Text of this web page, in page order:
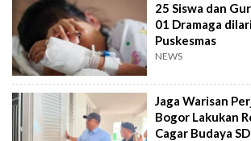
25 Siswa dan
01 Dramaga
Puskesmas
NEWS
Jaga Warisan
Bogor Lakukan
Cagar Budaya